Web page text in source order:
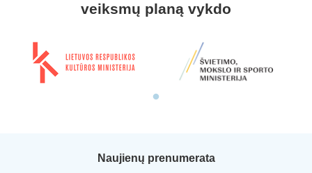
veiksmų planą vykdo
Naujienų prenumerata